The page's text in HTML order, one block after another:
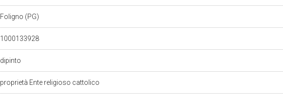
Foligno (PG)
1000133928
dipinto
proprietà Ente religioso cattolico